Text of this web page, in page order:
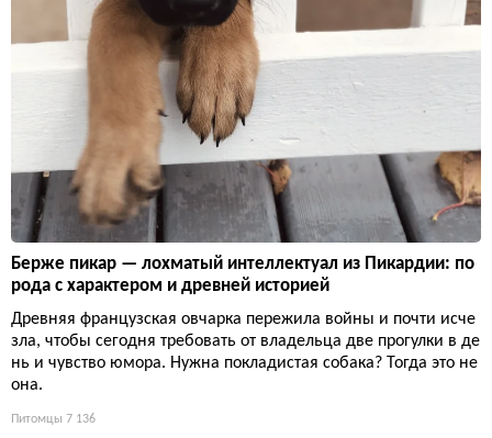
Берже пикар — лохматый интеллектуал из Пикардии: по
рода с характером и древней историей
Древняя французская овчарка пережила войны и почти исче
зла, чтобы сегодня требовать от владельца две прогулки в де
нь и чувство юмора. Нужна покладистая собака? Тогда это не
она.
Питомцы 7 136